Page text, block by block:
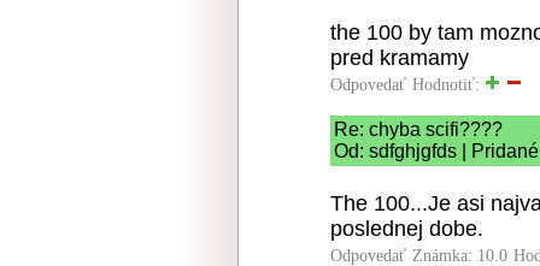
the 100 by tam
pred kramamy
Odpovedať Hodnotiť:
Re: chyba scifi????
Od: sdfghjgfds |
The 100...Je asi
poslednej dobe.
Odpovedať Známka: 10.0